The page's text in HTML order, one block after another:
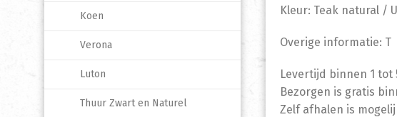
Kleur: Teak natural /
Overige informatie: T
Levertijd binnen 1 tot
Bezorgen is gratis
Zelf afhalen is
Koen
Verona
Luton
Thuur Zwart en Naturel